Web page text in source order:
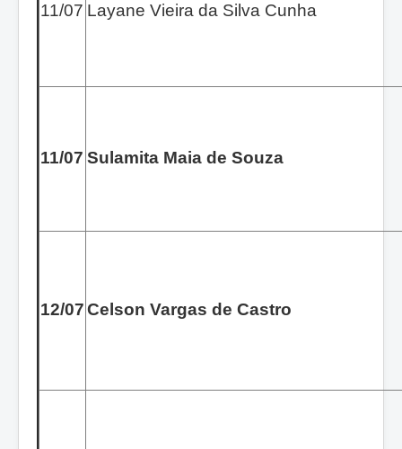
11/07 Layane Vieira da Silva Cunha
11/07 Sulamita Maia de Souza
12/07Celson Vargas de Castro